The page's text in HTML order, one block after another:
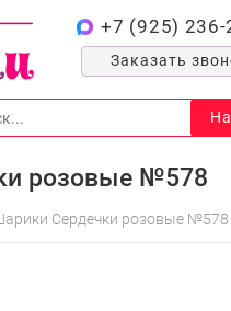
+7 (925) 236-
Заказать
розовые №578
Сердечки розовые №578